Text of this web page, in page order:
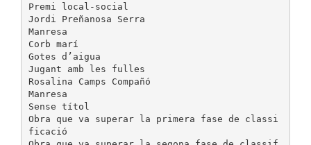
Premi local-social
Jordi Preñanosa Serra
Manresa
Corb marí
Gotes d’aigua
Jugant amb les fulles
Rosalina Camps Compañó
Manresa
Sense títol
Obra que va superar la primera fase de classi
ficació